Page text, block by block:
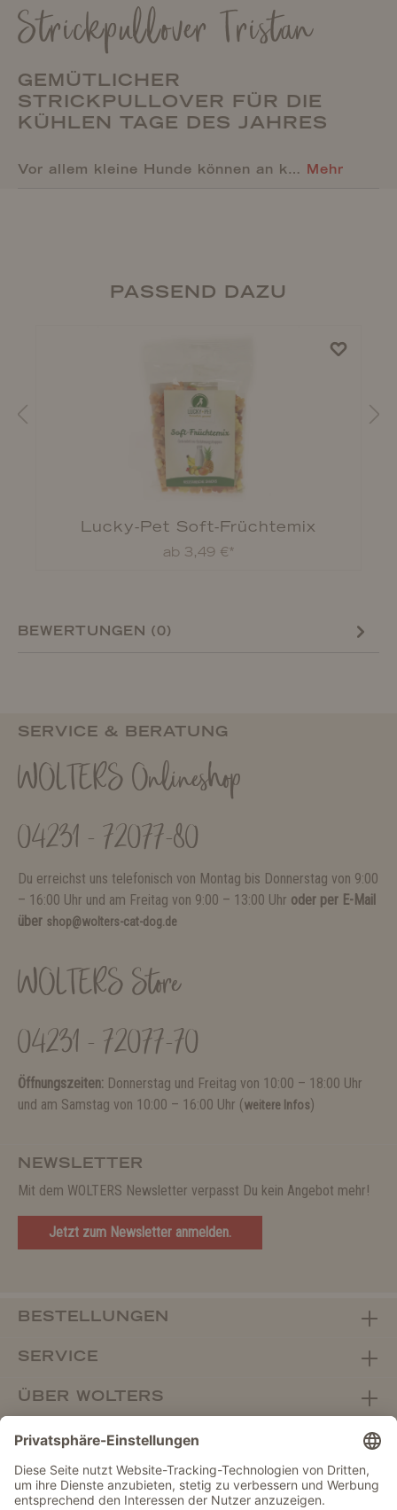
Strickpullover Tristan
GEMÜTLICHER
STRICKPULLOVER FÜR DIE
KÜHLEN TAGE DES JAHRES
Vor allem kleine Hunde können an k… Mehr
PASSEND DAZU
Lucky-Pet Soft-Früchtemix
ab 3,49 €*
BEWERTUNGEN (0)
SERVICE & BERATUNG
WOLTERS Onlineshop
04231 - 72077-80
Du erreichst uns telefonisch von Montag bis Donnerstag von 9:00
– 16:00 Uhr und am Freitag von 9:00 – 13:00 Uhr oder per E-Mail
über shop@wolters-cat-dog.de
WOLTERS Store
04231 - 72077-70
Öffnungszeiten: Donnerstag und Freitag von 10:00 – 18:00 Uhr
und am Samstag von 10:00 – 16:00 Uhr (weitere Infos)
NEWSLETTER
Mit dem WOLTERS Newsletter verpasst Du kein Angebot mehr!
Jetzt zum Newsletter anmelden.
BESTELLUNGEN
SERVICE
ÜBER WOLTERS
FACHHANDEL
Vertrag widerrufen